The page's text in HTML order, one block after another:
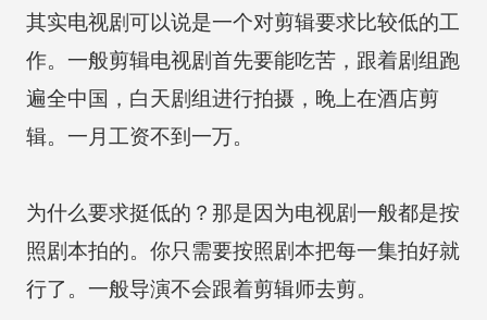
其实电视剧可以说是一个对剪辑要求比较低的工
作。一般剪辑电视剧首先要能吃苦，跟着剧组跑
遍全中国，白天剧组进行拍摄，晚上在酒店剪
辑。一月工资不到一万。
为什么要求挺低的？那是因为电视剧一般都是按
照剧本拍的。你只需要按照剧本把每一集拍好就
行了。一般导演不会跟着剪辑师去剪。